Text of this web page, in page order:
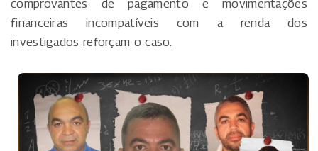
comprovantes de pagamento e movimentações
financeiras incompatíveis com a renda dos
investigados reforçam o caso.